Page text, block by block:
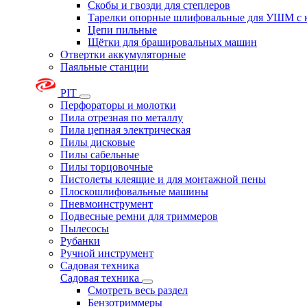
Скобы и гвозди для степлеров
Тарелки опорные шлифовальные для УШМ с
Цепи пильные
Щётки для брашировальных машин
Отвертки аккумуляторные
Паяльные станции
PIT
Перфораторы и молотки
Пила отрезная по металлу
Пила цепная электрическая
Пилы дисковые
Пилы сабельные
Пилы торцовочные
Пистолеты клеящие и для монтажной пены
Плоскошлифовальные машины
Пневмоинструмент
Подвесные ремни для триммеров
Пылесосы
Рубанки
Ручной инструмент
Садовая техника
Садовая техника
Смотреть весь раздел
Бензотриммеры